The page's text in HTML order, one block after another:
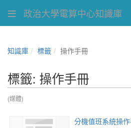
政治大學電算中心知識庫
知識庫 標籤 操作手冊
標籤: 操作手冊
(媒體)
分機值班系統操